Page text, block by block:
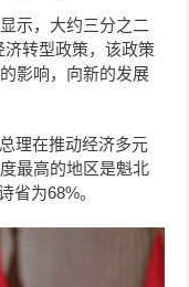
示，大约三分之二
济转型政策，该政策
影响，向新的发展
理在推动经济多元
最高的地区是魁北
省为68%。